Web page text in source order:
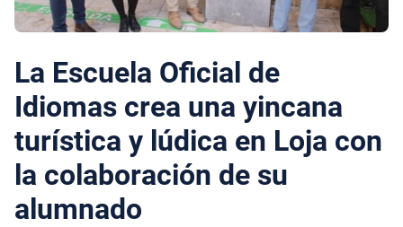
La Escuela Oficial de
Idiomas crea una yincana
turística y lúdica en Loja con
la colaboración de su
alumnado